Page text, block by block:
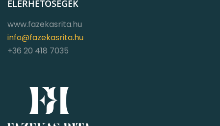
ELÉRHETŐSÉGEK
www.fazekasrita.hu
info@fazekasrita.hu
+36 20 418 7035